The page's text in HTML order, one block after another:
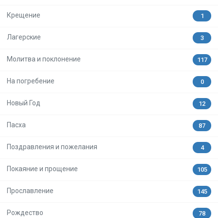
Крещение 1
Лагерские 3
Молитва и поклонение 117
На погребение 0
Новый Год 12
Пасха 87
Поздравления и пожелания 4
Покаяние и прощение 105
Прославление 145
Рождество 78